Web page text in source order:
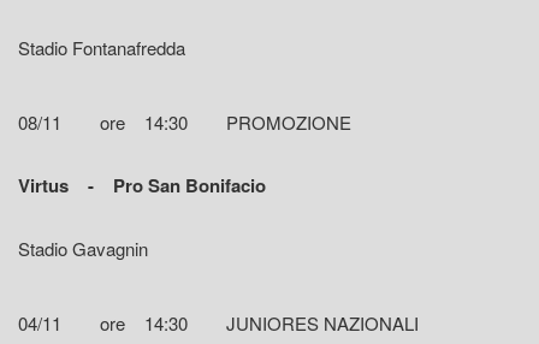
Stadio Fontanafredda
08/11 ore 14:30 PROMOZIONE
Virtus - Pro San Bonifacio
Stadio Gavagnin
04/11 ore 14:30 JUNIORES NAZIONALI